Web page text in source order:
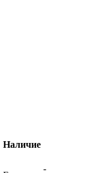
Наличие
-